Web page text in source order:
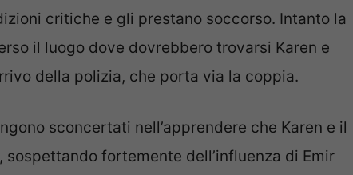
critiche e gli prestano soccorso. Intanto la
il luogo dove dovrebbero trovarsi Karen e
della polizia, che porta via la coppia.
sconcertati nell’apprendere che Karen e il
fortemente dell’influenza di Emir